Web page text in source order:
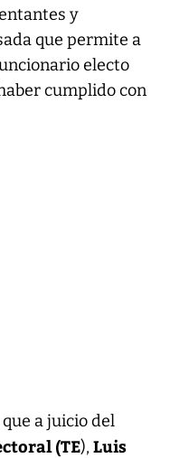
y
que permite a
electo
cumplido con
a juicio del
(TE), Luis